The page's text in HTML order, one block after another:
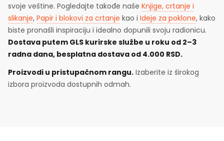
svoje veštine. Pogledajte takođe naše Knjige, crtanje i
slikanje, Papir i blokovi za crtanje kao i Ideje za poklone, kako
biste pronašli inspiraciju i idealno dopunili svoju radionicu.
Dostava putem GLS kurirske službe u roku od 2–3
radna dana, besplatna dostava od 4.000 RSD.
Proizvodi u pristupačnom rangu. Izaberite iz širokog
izbora proizvoda dostupnih odmah.